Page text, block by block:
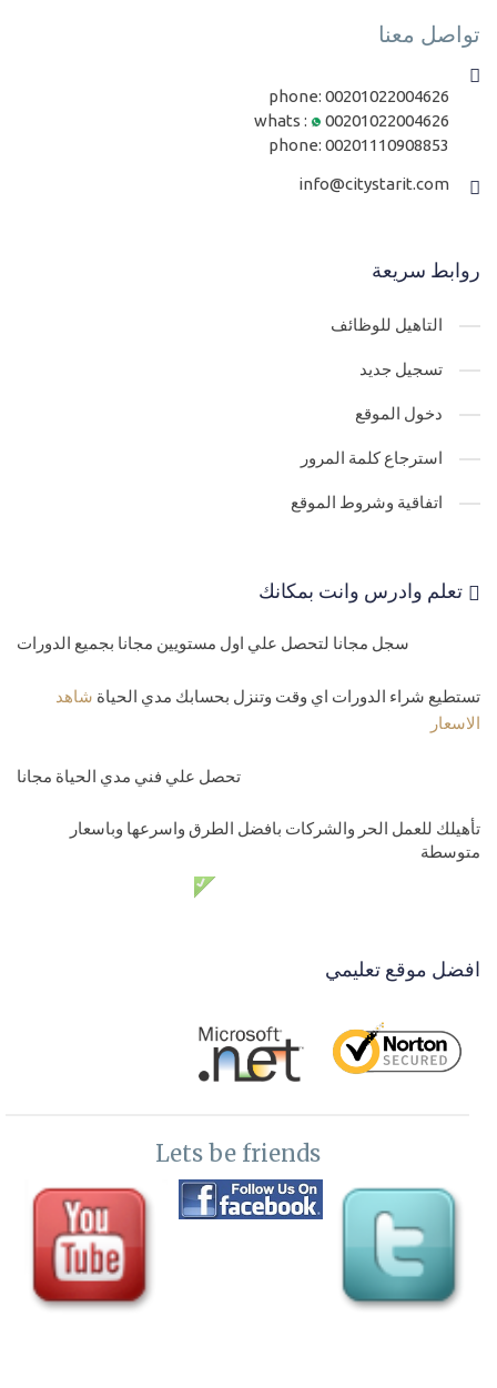
تواصل معنا
phone: 00201022004626
whats :
00201022004626
phone: 00201110908853
info@citystarit.com
روابط سريعة
التاهيل للوظائف
تسجيل جديد
دخول الموقع
استرجاع كلمة المرور
اتفاقية وشروط الموقع
تعلم وادرس وانت بمكانك
سجل مجانا لتحصل علي اول مستويين مجانا بجميع الدورات
تستطيع شراء الدورات اي وقت وتنزل بحسابك مدي الحياة شاهد
الاسعار
تحصل علي فني مدي الحياة مجانا
تأهيلك للعمل الحر والشركات بافضل الطرق واسرعها وباسعار
متوسطة
افضل موقع تعليمي
Lets be friends